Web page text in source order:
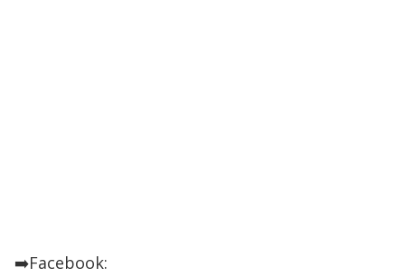
➡️Facebook: